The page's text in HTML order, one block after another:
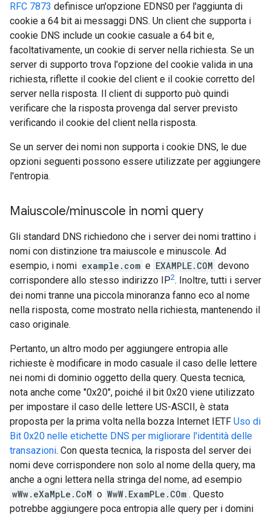
RFC 7873 definisce un'opzione EDNS0 per l'aggiunta di
cookie a 64 bit ai messaggi DNS. Un client che supporta i
cookie DNS include un cookie casuale a 64 bit e,
facoltativamente, un cookie di server nella richiesta. Se un
server di supporto trova l'opzione del cookie valida in una
richiesta, riflette il cookie del client e il cookie corretto del
server nella risposta. Il client di supporto può quindi
verificare che la risposta provenga dal server previsto
verificando il cookie del client nella risposta.
Se un server dei nomi non supporta i cookie DNS, le due
opzioni seguenti possono essere utilizzate per aggiungere
l'entropia.
Maiuscole/minuscole in nomi query
Gli standard DNS richiedono che i server dei nomi trattino i
nomi con distinzione tra maiuscole e minuscole. Ad
esempio, i nomi example.com e EXAMPLE.COM devono
corrispondere allo stesso indirizzo IP2. Inoltre, tutti i server
dei nomi tranne una piccola minoranza fanno eco al nome
nella risposta, come mostrato nella richiesta, mantenendo il
caso originale.
Pertanto, un altro modo per aggiungere entropia alle
richieste è modificare in modo casuale il caso delle lettere
nei nomi di dominio oggetto della query. Questa tecnica,
nota anche come "0x20", poiché il bit 0x20 viene utilizzato
per impostare il caso delle lettere US-ASCII, è stata
proposta per la prima volta nella bozza Internet IETF Uso di
Bit 0x20 nelle etichette DNS per migliorare l'identità delle
transazioni. Con questa tecnica, la risposta del server dei
nomi deve corrispondere non solo al nome della query, ma
anche a ogni lettera nella stringa del nome, ad esempio
wWw.eXaMpLe.CoM o WwW.ExamPLe.COm . Questo
potrebbe aggiungere poca entropia alle query per i domini